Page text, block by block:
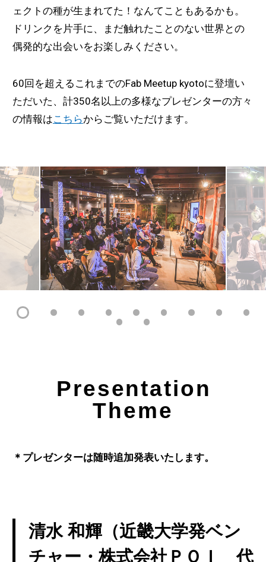
ェクトの種が生まれてた！なんてこともあるかも。
ドリンクを片手に、まだ触れたことのない世界との
偶発的な出会いをお楽しみください。
60回を超えるこれまでのFab Meetup kyotoに登壇い
ただいた、計350名以上の多様なプレゼンターの方々
の情報はこちらからご覧いただけます。
Presentation
Theme
＊プレゼンターは随時追加発表いたします。
清水 和輝（近畿大学発ベン
チャー・株式会社ＰＯＩ 代